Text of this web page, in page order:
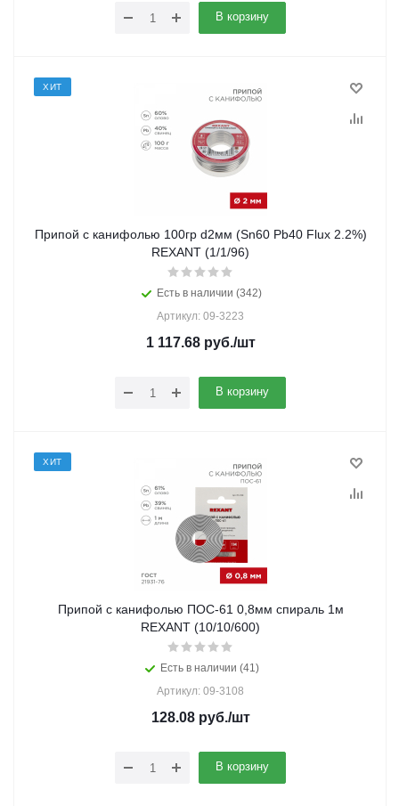
В корзину
ХИТ
Припой с канифолью 100гр d2мм (Sn60 Pb40 Flux 2.2%)
REXANT (1/1/96)
Есть в наличии (342)
Артикул: 09-3223
1 117.68руб./шт
В корзину
ХИТ
Припой с канифолью ПОС-61 0,8мм спираль 1м
REXANT (10/10/600)
Есть в наличии (41)
Артикул: 09-3108
128.08руб./шт
В корзину